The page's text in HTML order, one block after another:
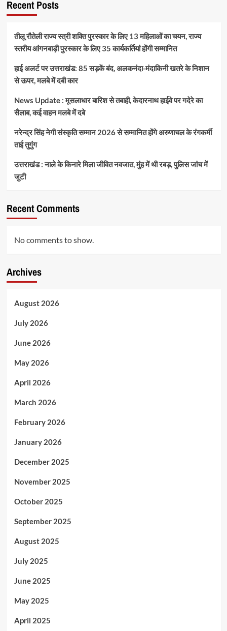
Recent Posts
तीलू रौतेली राज्य स्त्री शक्ति पुरस्कार के लिए 13 महिलाओं का चयन, राज्य
स्तरीय आंगनबाड़ी पुरस्कार के लिए 35 कार्यकर्तियां होंगी सम्मानित
हाई अलर्ट पर उत्तराखंड: 85 सड़कें बंद, अलकनंदा-मंदाकिनी खतरे के निशान
से ऊपर, मलबे में दबी कार
News Update : मूसलाधार बारिश से तबाही, केदारनाथ हाईवे पर गदेरे का
सैलाब, कई वाहन मलबे में दबे
नरेन्द्र सिंह नेगी संस्कृति सम्मान 2026 से सम्मानित होंगे अरुणाचल के रंगकर्मी
ताई तुगुंग
उत्तराखंड : नाले के किनारे मिला जीवित नवजात, मुंह में थी रबड़, पुलिस जांच में
जुटी
Recent Comments
No comments to show.
Archives
August 2026
July 2026
June 2026
May 2026
April 2026
March 2026
February 2026
January 2026
December 2025
November 2025
October 2025
September 2025
August 2025
July 2025
June 2025
May 2025
April 2025